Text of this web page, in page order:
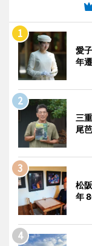
愛
年
三
尾
松
年